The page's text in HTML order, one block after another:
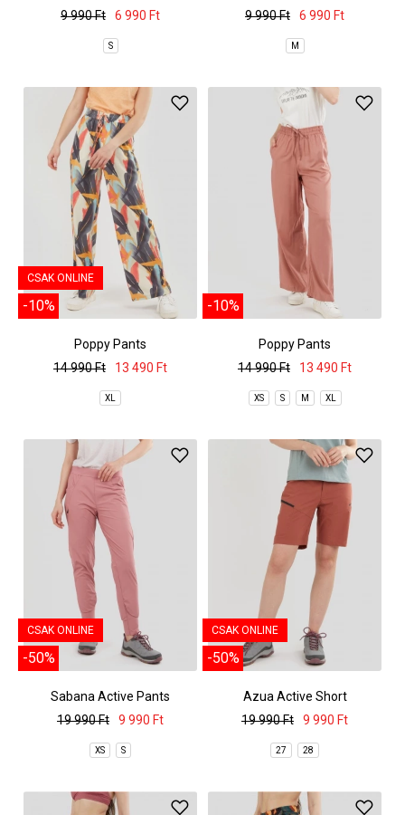
9 990 Ft
6 990 Ft
S
9 990 Ft
6 990 Ft
M
CSAK ONLINE
-10%
Poppy Pants
14 990 Ft
13 490 Ft
XL
-10%
Poppy Pants
14 990 Ft
13 490 Ft
XS S M XL
CSAK ONLINE
-50%
Sabana Active Pants
19 990 Ft
9 990 Ft
XS S
CSAK ONLINE
-50%
Azua Active Short
19 990 Ft
9 990 Ft
27 28